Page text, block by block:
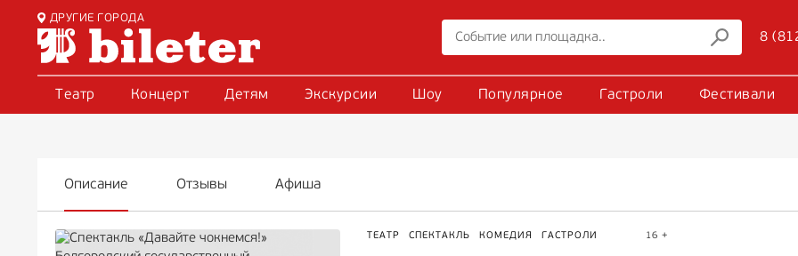
ДРУГИЕ ГОРОДА
8
Театр Концерт Детям Экскурсии Шоу Популярное Гастроли Фестивали
Описание Отзывы Афиша
ТЕАТР СПЕКТАКЛЬ КОМЕДИЯ ГАСТРОЛИ 16 +